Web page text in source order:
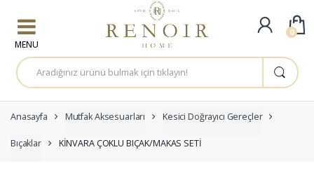
A
r
a
a
:
Anasayfa Mutfak Aksesuarları Kesici Doğrayıcı Gereçler
Bıçaklar KİNVARA ÇOKLU BIÇAK/MAKAS SETİ
0